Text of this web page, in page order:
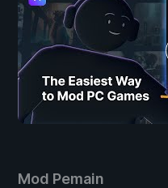
Mod Pemain